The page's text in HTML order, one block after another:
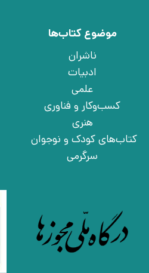
موضوع کتاب‌ها
ناشران
ادبیات
علمی
کسب‌وکار و فناوری
هنری
کتاب‌های کودک و نوجوان
سرگرمی